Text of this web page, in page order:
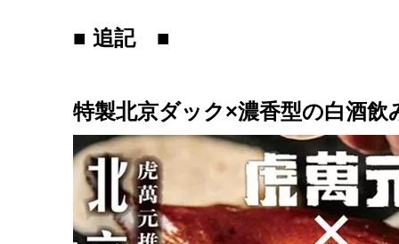
■ 追記 ■
特製北京ダック×濃香型の白酒飲